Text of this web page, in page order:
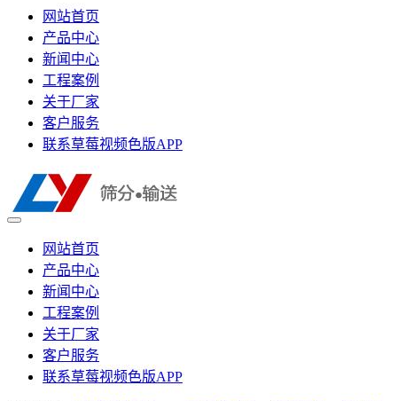
网站首页
产品中心
新闻中心
工程案例
关于厂家
客户服务
联系草莓视频色版APP
网站首页
产品中心
新闻中心
工程案例
关于厂家
客户服务
联系草莓视频色版APP